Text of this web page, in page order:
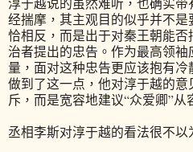
经揣摩，其主观目的似乎并不
恰相反，而是出于对秦王朝能
治者提出的忠告。作为最高领
量，面对这种忠告更应该抱有
做到了这一点，他对淳于越的
斥，而是宽容地建议“众爱卿”从
丞相李斯对淳于越的看法很不以